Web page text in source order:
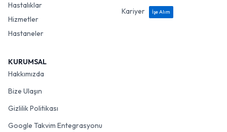
Hastalıklar
Hizmetler
Hastaneler
Kariyer
İşe Alım
KURUMSAL
Hakkımızda
Bize Ulaşın
Gizlilik Politikası
Google Takvim Entegrasyonu